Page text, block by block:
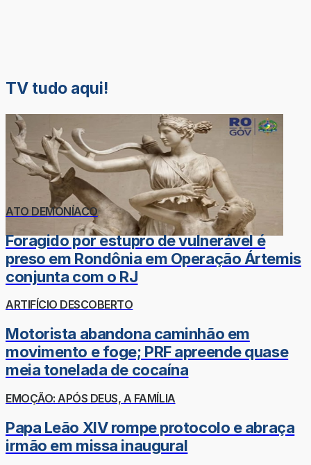
TV tudo aqui!
ATO DEMONÍACO
Foragido por estupro de vulnerável é
preso em Rondônia em Operação Ártemis
conjunta com o RJ
ARTIFÍCIO DESCOBERTO
Motorista abandona caminhão em
movimento e foge; PRF apreende quase
meia tonelada de cocaína
EMOÇÃO: APÓS DEUS, A FAMÍLIA
Papa Leão XIV rompe protocolo e abraça
irmão em missa inaugural